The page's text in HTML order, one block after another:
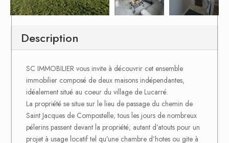
Description
SC IMMOBILIER vous invite à découvrir cet ensemble
immobilier composé de deux maisons indépendantes,
idéalement situé au coeur du village de Lucarré.
La propriété se situe sur le lieu de passage du chemin de
Saint Jacques de Compostelle; tous les jours de nombreux
pélerins passent devant la propriété; autant d’atouts pour un
projet à usage locatif tel qu’une chambre d’hotes ou gite à